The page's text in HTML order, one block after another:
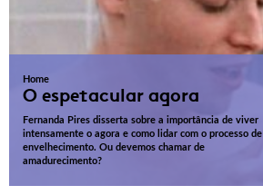
Home
O espetacular agora
Fernanda Pires disserta sobre a importância de viver
intensamente o agora e como lidar com o processo de
envelhecimento. Ou devemos chamar de
amadurecimento?